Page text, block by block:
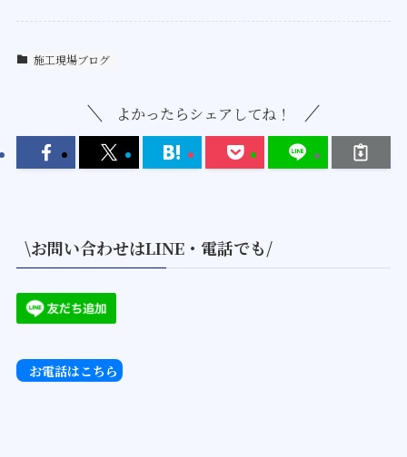
施工現場ブログ
よかったらシェアしてね！
\お問い合わせはLINE・電話でも/
お電話はこちら